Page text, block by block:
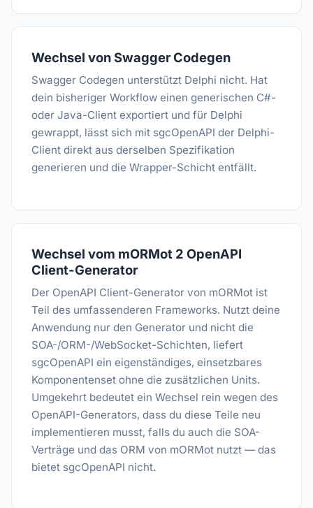
Wechsel von Swagger Codegen
Swagger Codegen unterstützt Delphi nicht. Hat
dein bisheriger Workflow einen generischen C#-
oder Java-Client exportiert und für Delphi
gewrappt, lässt sich mit sgcOpenAPI der Delphi-
Client direkt aus derselben Spezifikation
generieren und die Wrapper-Schicht entfällt.
Wechsel vom mORMot 2 OpenAPI
Client-Generator
Der OpenAPI Client-Generator von mORMot ist
Teil des umfassenderen Frameworks. Nutzt deine
Anwendung nur den Generator und nicht die
SOA-/ORM-/WebSocket-Schichten, liefert
sgcOpenAPI ein eigenständiges, einsetzbares
Komponentenset ohne die zusätzlichen Units.
Umgekehrt bedeutet ein Wechsel rein wegen des
OpenAPI-Generators, dass du diese Teile neu
implementieren musst, falls du auch die SOA-
Verträge und das ORM von mORMot nutzt — das
bietet sgcOpenAPI nicht.